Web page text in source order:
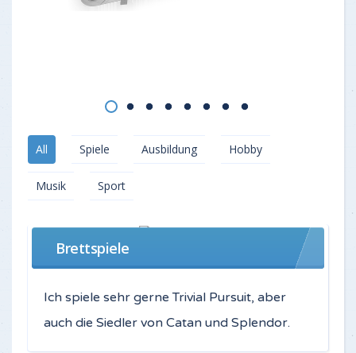
All Spiele Ausbildung Hobby
Musik Sport
Brettspiele
Ich spiele sehr gerne Trivial Pursuit, aber
auch die Siedler von Catan und Splendor.